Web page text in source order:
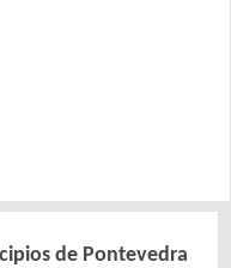
de Pontevedra